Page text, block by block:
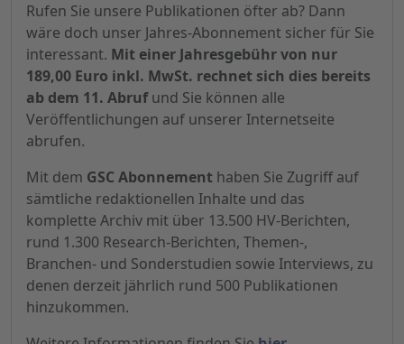
Rufen Sie unsere Publikationen öfter ab? Dann
wäre doch unser Jahres-Abonnement sicher für Sie
interessant. Mit einer Jahresgebühr von nur
189,00 Euro inkl. MwSt. rechnet sich dies bereits
ab dem 11. Abrufund Sie können alle
Veröffentlichungen auf unserer Internetseite
abrufen.
Mit dem GSC Abonnement haben Sie Zugriff auf
sämtliche redaktionellen Inhalte und das
komplette Archiv mit über 13.500 HV-Berichten,
rund 1.300 Research-Berichten, Themen-,
Branchen- und Sonderstudien sowie Interviews, zu
denen derzeit jährlich rund 500 Publikationen
hinzukommen.